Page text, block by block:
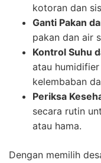
kotoran dan
Ganti Pakan
pakan dan air
Kontrol Suhu
atau
kelembaban
Periksa
secara rutin
atau hama.
Dengan memilih